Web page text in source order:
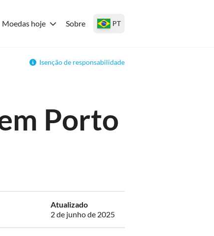
Moedas hoje Sobre PT
Isenção de responsabilidade
Porto
Atualizado
2 de junho de 2025